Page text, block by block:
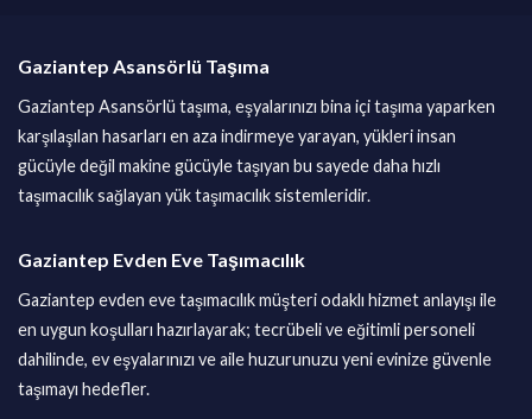
Gaziantep Asansörlü Taşıma
Gaziantep Asansörlü taşıma, eşyalarınızı bina içi taşıma yaparken
karşılaşılan hasarları en aza indirmeye yarayan, yükleri insan
gücüyle değil makine gücüyle taşıyan bu sayede daha hızlı
taşımacılık sağlayan yük taşımacılık sistemleridir.
Gaziantep Evden Eve Taşımacılık
Gaziantep evden eve taşımacılık müşteri odaklı hizmet anlayışı ile
en uygun koşulları hazırlayarak; tecrübeli ve eğitimli personeli
dahilinde, ev eşyalarınızı ve aile huzurunuzu yeni evinize güvenle
taşımayı hedefler.